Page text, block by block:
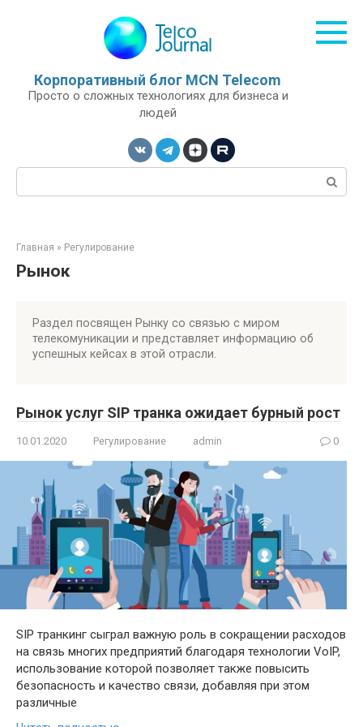
Корпоративный блог MCN Telecom
Просто о сложных технологиях для бизнеса и
людей
Главная » Регулирование
Рынок
Раздел посвящен Рынку со связью с миром
телекомуникации и представляет информацию об
успешных кейсах в этой отрасли.
Рынок услуг SIP транка ожидает бурный рост
10.01.2020 Регулирование admin 0
SIP транкинг сыграл важную роль в сокращении расходов
на связь многих предприятий благодаря технологии VoIP,
использование которой позволяет также повысить
безопасность и качество связи, добавляя при этом
различные